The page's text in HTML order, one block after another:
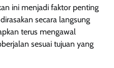
ini menjadi faktor penting
secara langsung
terus mengawal
sesuai tujuan yang